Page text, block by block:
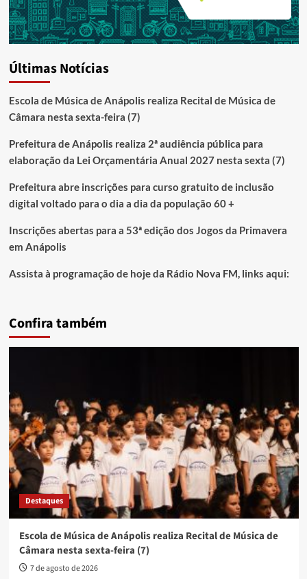
Últimas Notícias
Escola de Música de Anápolis realiza Recital de Música de
Câmara nesta sexta-feira (7)
Prefeitura de Anápolis realiza 2ª audiência pública para
elaboração da Lei Orçamentária Anual 2027 nesta sexta (7)
Prefeitura abre inscrições para curso gratuito de inclusão
digital voltado para o dia a dia da população 60 +
Inscrições abertas para a 53ª edição dos Jogos da Primavera
em Anápolis
Assista à programação de hoje da Rádio Nova FM, links aqui:
Confira também
Destaques
Escola de Música de Anápolis realiza Recital de Música de
Câmara nesta sexta-feira (7)
7 de agosto de 2026